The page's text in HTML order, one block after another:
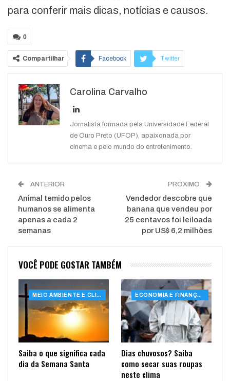
para conferir mais dicas, notícias e causos.
0
Compartilhar Facebook Twitter
WhatsApp
Carolina Carvalho
Jornalista formada pela Universidade Federal
de Ouro Preto (UFOP), apaixonada por
cinema e pelo mundo do entretenimento.
ANTERIOR
Animal temido pelos
humanos se alimenta
apenas a cada 2
semanas
PRÓXIMO
Vendedor descobre que
banana que vendeu por
25 centavos foi leiloada
por US$ 6,2 milhões
VOCÊ PODE GOSTAR TAMBÉM
MEIO AMBIENTE E CLIMA
Saiba o que significa cada
dia da Semana Santa
ECONOMIA E FINANÇAS
Dias chuvosos? Saiba
como secar suas roupas
neste clima